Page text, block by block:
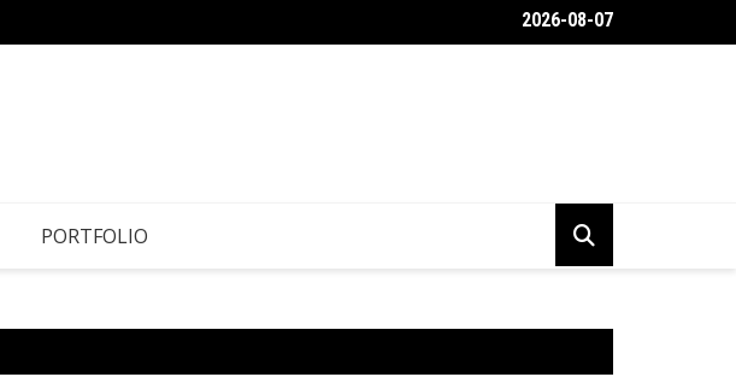
Japán még olyanabb, mint amilyennek képzeled2026-08-07
PORTFOLIO